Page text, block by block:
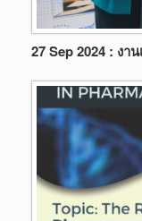
27 Sep 2024 : งา